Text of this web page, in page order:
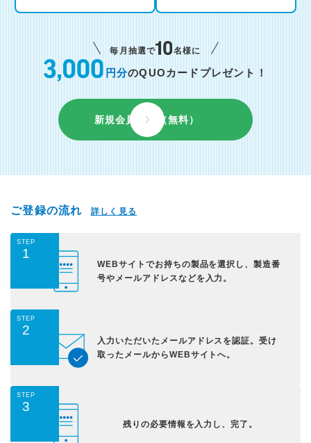
毎月抽選で 名様に
円分のQUOカードプレゼント！
新規会員登録（無料）
ご登録の流れ 詳しく見る
STEP
1
WEBサイトでお持ちの製品を選択し、製造番
号やメールアドレスなどを入力。
STEP
2
入力いただいた メールアドレスを認証。受け
取ったメールからWEBサイトへ。
STEP
3
残りの必要情報を入力し、完了。